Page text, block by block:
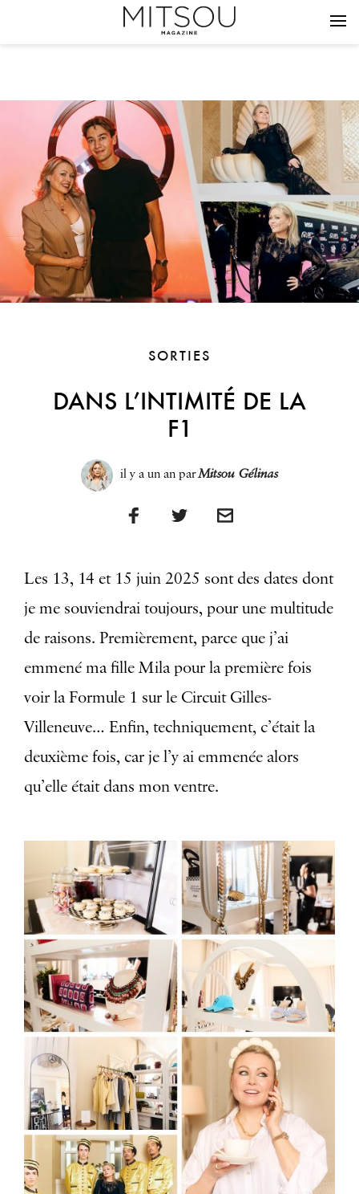
SORTIES
DANS L’INTIMITÉ DE LA
F1
il y a un anparMitsou Gélinas
Les 13, 14 et 15 juin 2025 sont des dates dont
je me souviendrai toujours, pour une multitude
de raisons. Premièrement, parce que j’ai
emmené ma fille Mila pour la première fois
voir la Formule 1 sur le Circuit Gilles-
Villeneuve… Enfin, techniquement, c’était la
deuxième fois, car je l’y ai emmenée alors
qu’elle était dans mon ventre.